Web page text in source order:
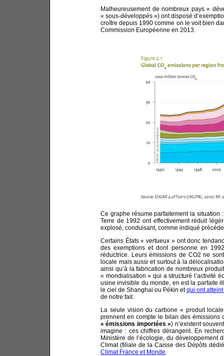
Malheureusement de nombreux pays «
« sous-développés ») ont disposé
croître depuis 1990 comme on le voit bien
Commission Européenne en 2013.
Ce graphe résume parfaitement la situation
Terre de 1992 ont effectivement réduit
explosé, conduisant, comme indiqué
Certains États « vertueux » ont donc
des exemptions et dont personne en
réductrice. Leurs émissions de CO2 ne
locale mais aussi et surtout à la
ainsi qu’à la fabrication de nombreux
« mondialisation » qui a structuré l’activité
usine invisible du monde, en est la parfaite
le ciel de Shanghai ou Pékin etqui ont
de notre fait.
La seule vision du carbone « produit
prennent en compte le bilan des émissions
« émissions importées ») n’existent
imagine : ces chiffres dérangent. En
Ministère de l’écologie, du développement
Climat (filiale de la Caisse des Dépôts
Climat France et Monde